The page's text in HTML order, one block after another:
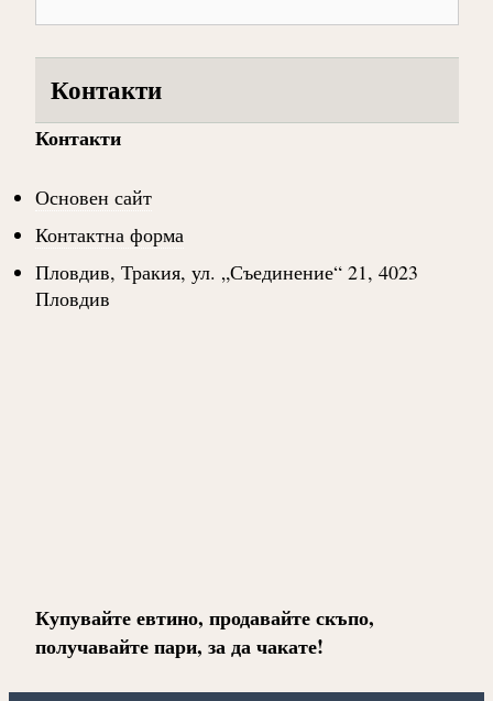
Контакти
Контакти
Основен сайт
Контактна форма
Пловдив, Тракия, ул. „Съединение“ 21, 4023
Пловдив
Купувайте евтино, продавайте скъпо,
получавайте пари, за да чакате!